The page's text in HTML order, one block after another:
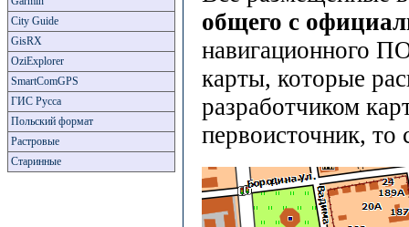
City Guide
GisRX
OziExplorer
SmartComGPS
ГИС Русса
Польский формат
Растровые
Старинные
общего с
навигационного
карты, которые
разработчиком
первоисточник,